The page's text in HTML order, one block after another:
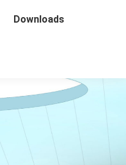
Downloads
Downloads